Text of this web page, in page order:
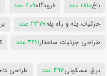
باغ1810 عدد فرودگاه609 عدد
جزئیات پله و راه پله2377 عدد
طراحی جزئیات ساختار4211 عدد
برق مسکونی496 عدد طراحی